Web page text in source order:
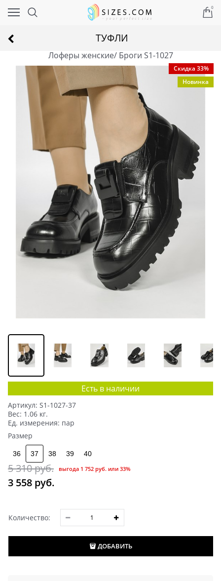
0
ТУФЛИ
Лоферы женские/ Броги S1-1027
Скидка 33%
Новинка
Есть в наличии
Артикул: S1-1027-37
Вес: 1.06 кг.
Ед. измерения: пар
Размер
36 37 38 39 40
5 310 руб.
3 558 руб.
выгода 1 752 руб. или 33%
Количество:
ДОБАВИТЬ